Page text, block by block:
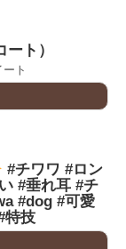
ト）
ト
#チワワ #ロン
#垂れ耳 #チ
#dog #可愛
特技